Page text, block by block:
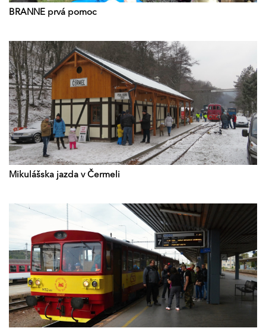
BRANNE prvá pomoc
Mikulášska jazda v Čermeli